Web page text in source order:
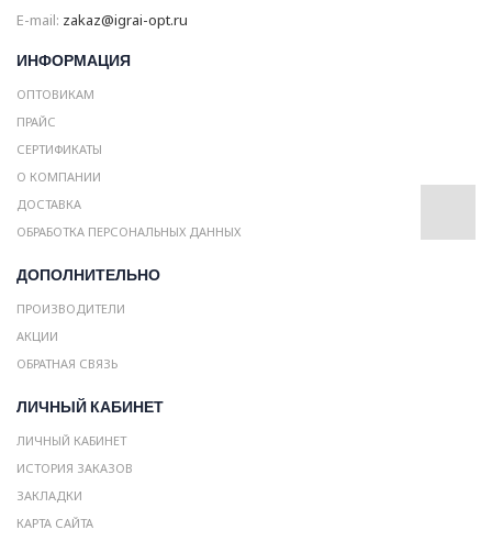
E-mail: zakaz@igrai-opt.ru
ИНФОРМАЦИЯ
ОПТОВИКАМ
ПРАЙС
СЕРТИФИКАТЫ
О КОМПАНИИ
ДОСТАВКА
ОБРАБОТКА ПЕРСОНАЛЬНЫХ ДАННЫХ
ДОПОЛНИТЕЛЬНО
ПРОИЗВОДИТЕЛИ
АКЦИИ
ОБРАТНАЯ СВЯЗЬ
ЛИЧНЫЙ КАБИНЕТ
ЛИЧНЫЙ КАБИНЕТ
ИСТОРИЯ ЗАКАЗОВ
ЗАКЛАДКИ
КАРТА САЙТА